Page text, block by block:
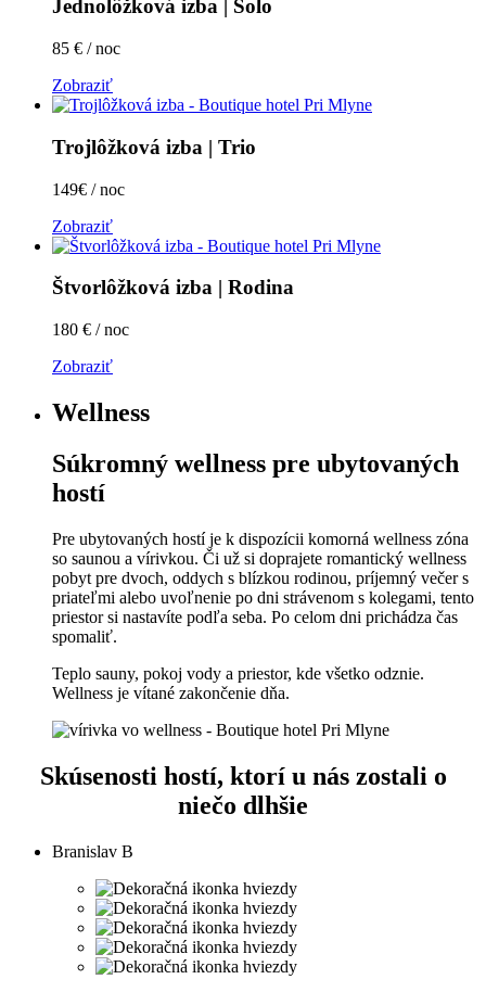
Jednolôžková izba | Solo
85 € / noc
Zobraziť
Trojlôžková izba | Trio
149€ / noc
Zobraziť
Štvorlôžková izba | Rodina
180 € / noc
Zobraziť
Wellness
Súkromný wellness pre ubytovaných
hostí
Pre ubytovaných hostí je k dispozícii komorná wellness zóna
so saunou a vírivkou. Či už si doprajete romantický wellness
pobyt pre dvoch, oddych s blízkou rodinou, príjemný večer s
priateľmi alebo uvoľnenie po dni strávenom s kolegami, tento
priestor si nastavíte podľa seba. Po celom dni prichádza čas
spomaliť.
Teplo sauny, pokoj vody a priestor, kde všetko odznie.
Wellness je vítané zakončenie dňa.
Skúsenosti hostí, ktorí u nás zostali o
niečo dlhšie
Branislav B